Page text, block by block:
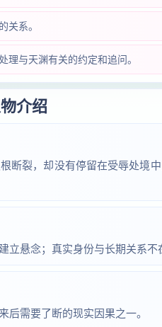
关系。
与天渊有关的约定和追问。
介绍
断裂，却没有停留在受辱处境
悬念；真实身份与长期关系不
后需要了断的现实因果之一。